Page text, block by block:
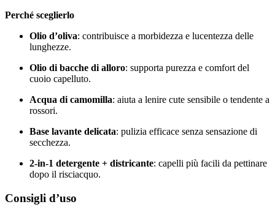
Perché sceglierlo
Olio d’oliva: contribuisce a morbidezza e lucentezza delle
lunghezze.
Olio di bacche di alloro: supporta purezza e comfort del
cuoio capelluto.
Acqua di camomilla: aiuta a lenire cute sensibile o tendente a
rossori.
Base lavante delicata: pulizia efficace senza sensazione di
secchezza.
2-in-1 detergente + districante: capelli più facili da pettinare
dopo il risciacquo.
Consigli d’uso